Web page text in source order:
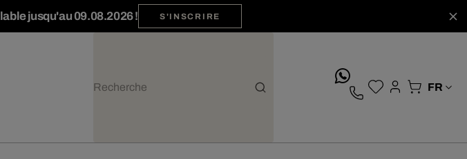
jusqu'au 09.08.2026 ! S'INSCRIRE